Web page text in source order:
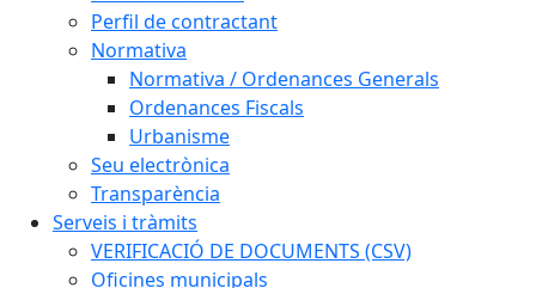
Perfil de contractant
Normativa
Normativa / Ordenances Generals
Ordenances Fiscals
Urbanisme
Seu electrònica
Transparència
Serveis i tràmits
VERIFICACIÓ DE DOCUMENTS (CSV)
Oficines municipals